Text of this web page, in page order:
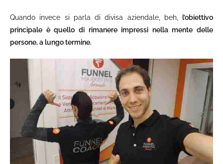
Quando invece si parla di divisa aziendale, beh, l’obiettivo
principale è quello di rimanere impressi nella mente delle
persone, a lungo termine.